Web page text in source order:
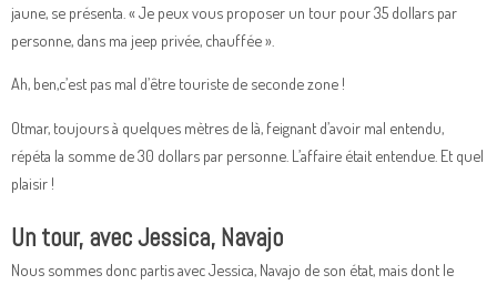
jaune, se présenta. « Je peux vous proposer un tour pour 35 dollars par
personne, dans ma jeep privée, chauffée ».
Ah, ben,c’est pas mal d’être touriste de seconde zone !
Otmar, toujours à quelques mètres de là, feignant d’avoir mal entendu,
répéta la somme de 30 dollars par personne. L’affaire était entendue. Et quel
plaisir !
Un tour, avec Jessica, Navajo
Nous sommes donc partis avec Jessica, Navajo de son état, mais dont le